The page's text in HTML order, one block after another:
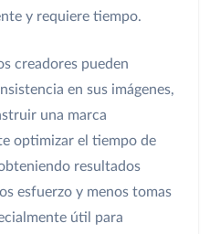
y requiere tiempo.
creadores pueden
en sus imágenes,
una marca
optimizar el tiempo de
resultados
esfuerzo y menos tomas
útil para